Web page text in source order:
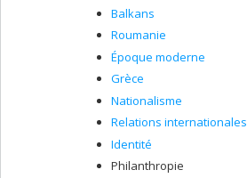
Balkans
Roumanie
Époque moderne
Grèce
Nationalisme
Relations internationales
Identité
Philanthropie